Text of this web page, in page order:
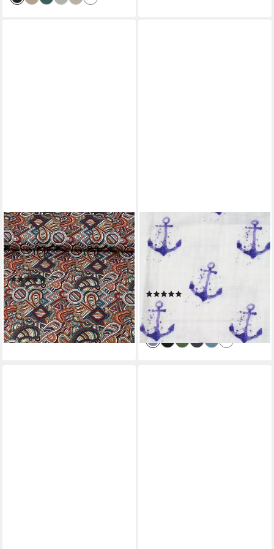
MAGAM-STOFFE
Stoff "Bilbao", schwerer
Polsterstoff Möbelstoff aus
Spanien Meterware ab 50cm
(2)
9,95 €
(19,90 €/ 1 m)
lieferbar - in 2-3 Werktagen bei dir
MAGAM-STOFFE
Stoff "Paul", Musselin
Mulltuch Kinder 100%
Baumwolle ÖKO-TEX
Meterware ab 50cm
(3)
7,90 €
(15,80 €/ 1 m)
lieferbar - in 2-3 Werktagen bei dir
+30